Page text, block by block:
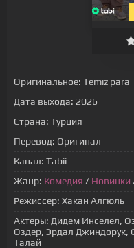
Оригинальное: Temiz para
Дата выхода: 2026
Страна: Турция
Перевод: Оригинал
Канал: Tabii
Жанр: Комедия / Новинки
Режиссер: Хакан Алгюль
Актеры: Дидем Инселел,
Оздер, Эрдал Джиндорук,
Талай